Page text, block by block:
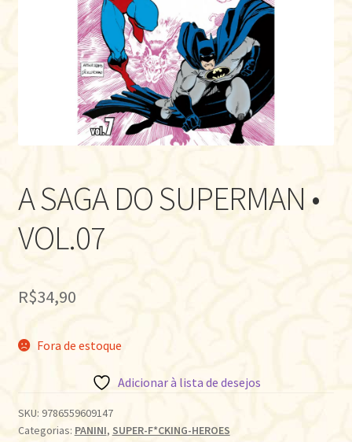
A SAGA DO SUPERMAN •
VOL.07
R$34,90
Fora de estoque
Adicionar à lista de desejos
SKU: 9786559609147
Categorias: PANINI, SUPER-F*CKING-HEROES